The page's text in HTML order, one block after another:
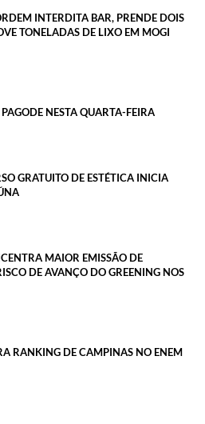
INTERDITA BAR, PRENDE DOIS
TONELADAS DE LIXO EM MOGI
NESTA QUARTA-FEIRA
GRATUITO DE ESTÉTICA INICIA
MAIOR EMISSÃO DE
DE AVANÇO DO GREENING NOS
RANKING DE CAMPINAS NO ENEM